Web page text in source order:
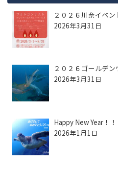
２０２６川奈イベン
2026年3月31日
２０２６ゴールデン
2026年3月31日
Happy New Year！！
2026年1月1日